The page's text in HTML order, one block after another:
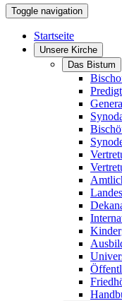
Toggle navigation
Startseite
Unsere Kirche
Das Bistum